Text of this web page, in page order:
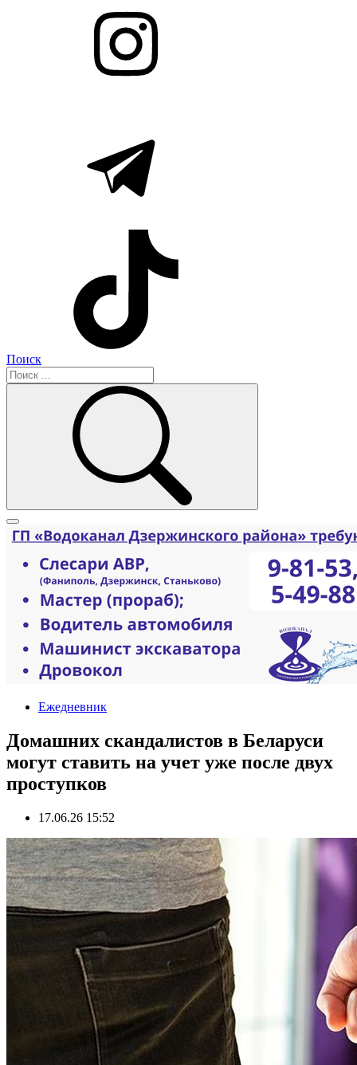
Поиск
Ежедневник
Домашних скандалистов в Беларуси
могут ставить на учет уже после двух
проступков
17.06.26 15:52